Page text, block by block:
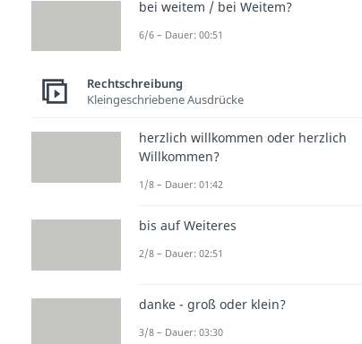
bei weitem / bei Weitem?
6/6 – Dauer: 00:51
Rechtschreibung
Kleingeschriebene Ausdrücke
herzlich willkommen oder herzlich
Willkommen?
1/8 – Dauer: 01:42
bis auf Weiteres
2/8 – Dauer: 02:51
danke - groß oder klein?
3/8 – Dauer: 03:30